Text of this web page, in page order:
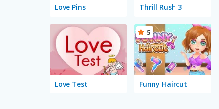
Love Pins Thrill Rush 3
Love Test Funny Haircut
5